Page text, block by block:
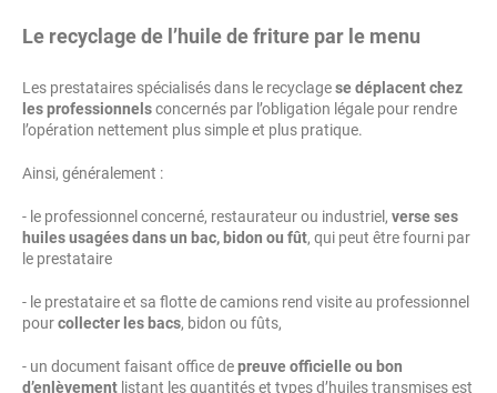
Le recyclage de l’huile de friture par le menu
Les prestataires spécialisés dans le recyclagese déplacent chez
les professionnelsconcernés par l’obligation légale pour rendre
l’opération nettement plus simple et plus pratique.
Ainsi, généralement :
- le professionnel concerné, restaurateur ou industriel, verse ses
huiles usagées dans un bac, bidon ou fût, qui peut être fourni par
le prestataire
- le prestataire et sa flotte de camions rend visite au professionnel
pourcollecter les bacs, bidon ou fûts,
- un document faisant office depreuve officielle ou bon
d’enlèvement listant les quantités et types d’huiles transmises est